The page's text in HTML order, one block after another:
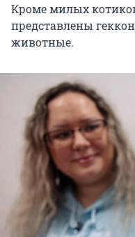
Кроме милых
представлены
животные.